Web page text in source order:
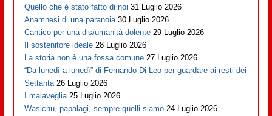
Quello che è stato fatto di noi 31 Luglio 2026
Anamnesi di una paranoia 30 Luglio 2026
Cantico per una dis/umanità dolente 29 Luglio 2026
Il sostenitore ideale 28 Luglio 2026
La storia non è una fossa comune 27 Luglio 2026
“Da lunedì a lunedì” di Fernando Di Leo per guardare ai resti dei
Settanta 26 Luglio 2026
I malaveglia 25 Luglio 2026
Wasichu, papalagi, sempre quelli siamo 24 Luglio 2026